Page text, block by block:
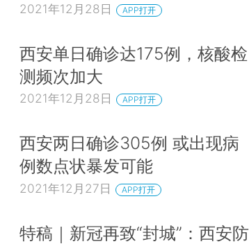
2021年12月28日 APP打开
西安单日确诊达175例，核酸检
测频次加大
2021年12月28日 APP打开
西安两日确诊305例 或出现病
例数点状暴发可能
2021年12月27日 APP打开
特稿｜新冠再致“封城”：西安防